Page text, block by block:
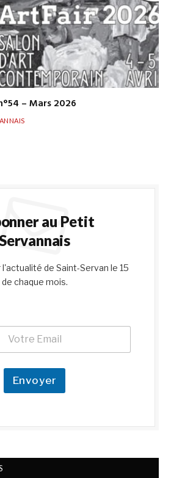
– Mars 2026
au Petit
de Saint-Servan le 15
de chaque mois.
m
a
l
*
Envoyer